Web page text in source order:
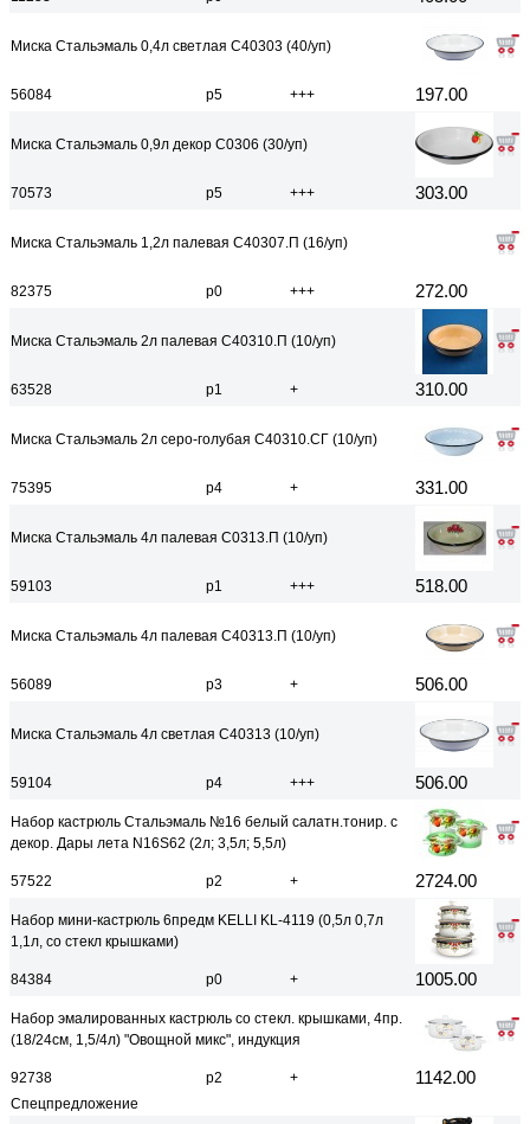
Миска Стальэмаль 0,4л светлая С40303 (40/уп)
56084 р5 +++ 197.00
Миска Стальэмаль 0,9л декор С0306 (30/уп)
70573 р5 +++ 303.00
Миска Стальэмаль 1,2л палевая С40307.П (16/уп)
82375 р0 +++ 272.00
Миска Стальэмаль 2л палевая С40310.П (10/уп)
63528 р1 + 310.00
Миска Стальэмаль 2л серо-голубая С40310.СГ (10/уп)
75395 р4 + 331.00
Миска Стальэмаль 4л палевая С0313.П (10/уп)
59103 р1 +++ 518.00
Миска Стальэмаль 4л палевая С40313.П (10/уп)
56089 р3 + 506.00
Миска Стальэмаль 4л светлая С40313 (10/уп)
59104 р4 +++ 506.00
Набор кастрюль Стальэмаль №16 белый салатн.тонир. с
декор. Дары лета N16S62 (2л; 3,5л; 5,5л)
57522 р2 + 2724.00
Набор мини-кастрюль 6предм KELLI KL-4119 (0,5л 0,7л
1,1л, со стекл крышками)
84384 р0 + 1005.00
Набор эмалированных кастрюль со стекл. крышками, 4пр.
(18/24см, 1,5/4л) "Овощной микс", индукция
92738 р2 + 1142.00
Спецпредложение